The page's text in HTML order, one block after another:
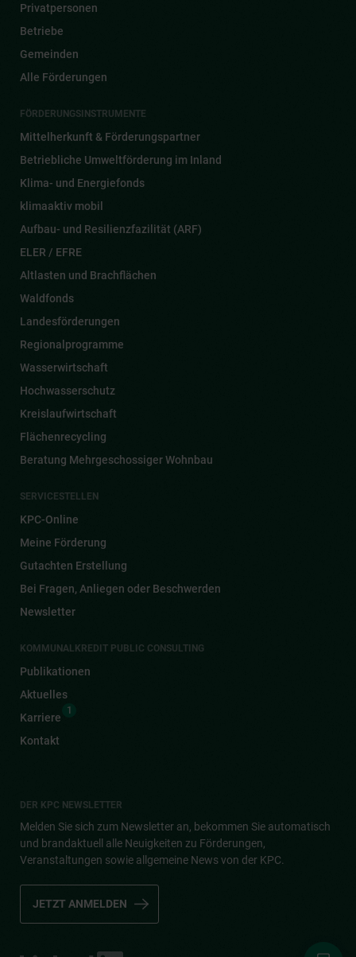
Privatpersonen
Betriebe
Gemeinden
Alle Förderungen
FÖRDERUNGSINSTRUMENTE
Mittelherkunft & Förderungspartner
Betriebliche Umweltförderung im Inland
Klima- und Energiefonds
klimaaktiv mobil
Aufbau- und Resilienzfazilität (ARF)
ELER / EFRE
Altlasten und Brachflächen
Waldfonds
Landesförderungen
Regionalprogramme
Wasserwirtschaft
Hochwasserschutz
Kreislaufwirtschaft
Flächenrecycling
Beratung Mehrgeschossiger Wohnbau
SERVICESTELLEN
KPC-Online
Meine Förderung
Gutachten Erstellung
Bei Fragen, Anliegen oder Beschwerden
Newsletter
KOMMUNALKREDIT PUBLIC CONSULTING
Publikationen
Aktuelles
Karriere
1
Kontakt
DER KPC NEWSLETTER
Melden Sie sich zum Newsletter an, bekommen Sie automatisch
und brandaktuell alle Neuigkeiten zu Förderungen,
Veranstaltungen sowie allgemeine News von der KPC.
JETZT ANMELDEN